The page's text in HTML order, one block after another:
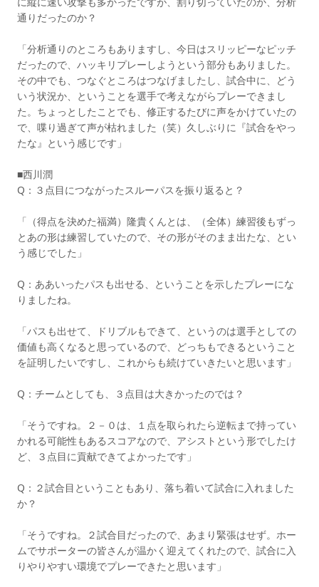
通りだったのか？
「分析通りのところもありますし、今日はスリッピーなピッチ
だったので、ハッキリプレーしようという部分もありました。
その中でも、つなぐところはつなげましたし、試合中に、どう
いう状況か、ということを選手で考えながらプレーできまし
た。ちょっとしたことでも、修正するたびに声をかけていたの
で、喋り過ぎて声が枯れました（笑）久しぶりに『試合をやっ
たな』という感じです」
■西川潤
Q：３点目につながったスルーパスを振り返ると？
「（得点を決めた福満）隆貴くんとは、（全体）練習後もずっ
とあの形は練習していたので、その形がそのまま出たな、とい
う感じでした」
Q：ああいったパスも出せる、ということを示したプレーにな
りましたね。
「パスも出せて、ドリブルもできて、というのは選手としての
価値も高くなると思っているので、どっちもできるということ
を証明したいですし、これからも続けていきたいと思います」
Q：チームとしても、３点目は大きかったのでは？
「そうですね。２－０は、１点を取られたら逆転まで持ってい
かれる可能性もあるスコアなので、アシストという形でしたけ
ど、３点目に貢献できてよかったです」
Q：２試合目ということもあり、落ち着いて試合に入れました
か？
「そうですね。２試合目だったので、あまり緊張はせず。ホー
ムでサポーターの皆さんが温かく迎えてくれたので、試合に入
りやりやすい環境でプレーできたと思います」